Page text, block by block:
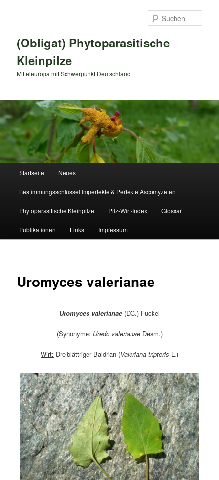
(Obligat) Phytoparasitische
Kleinpilze
Mitteleuropa mit Schwerpunkt Deutschland
Startseite Neues
Bestimmungsschlüssel Imperfekte & Perfekte Ascomyzeten
Phytoparasitische Kleinpilze Pilz-Wirt-Index Glossar
Publikationen Links Impressum
Uromyces valerianae
Uromyces valerianae (DC.) Fuckel
(Synonyme: Uredo valerianaeDesm.)
Wirt: Dreiblättriger Baldrian (Valeriana tripteris L.)